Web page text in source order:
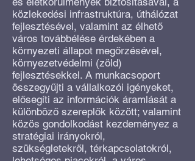
közlekedési infrastruktúra, úthálózat
fejlesztésével, valamint az élhető
város továbbélése érdekében a
környezeti állapot megőrzésével,
környezetvédelmi (zöld)
fejlesztésekkel. A munkacsoport
összegyűjti a vállalkozói igényeket,
elősegíti az információk áramlását a
különböző szereplők között; valamint
közös gondolkodást kezdeményez a
stratégiai irányokról,
szükségletekről, térkapcsolatokról,